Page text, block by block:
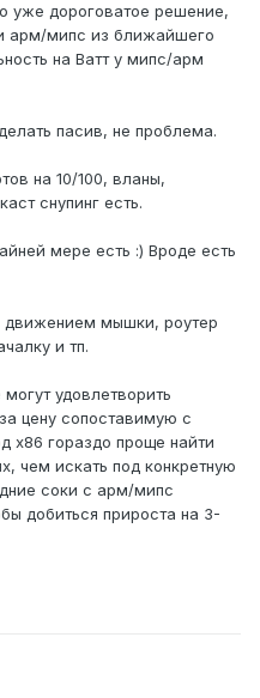
уже дороговатое решение,
арм/мипс из ближайшего
на Ватт у мипс/арм
пасив, не проблема.
на 10/100, вланы,
снупинг есть.
мере есть :) Вроде есть
мышки, роутер
и тп.
удовлетворить
цену сопоставимую с
х86 гораздо проще найти
чем искать под конкретную
соки с арм/мипс
добиться прироста на 3-